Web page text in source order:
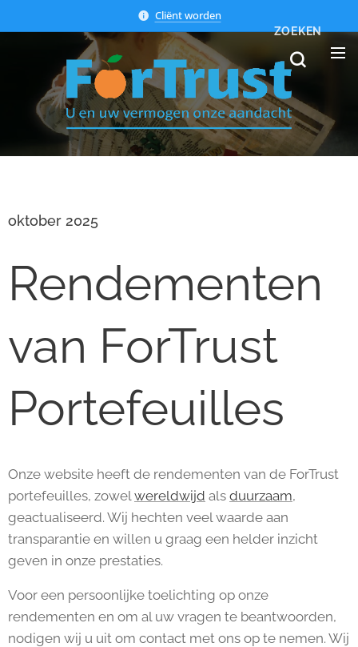
Cliënt worden
ZOEKEN
oktober 2025
Rendementen
van ForTrust
Portefeuilles
Onze website heeft de rendementen van de ForTrust
portefeuilles, zowel wereldwijd als duurzaam,
geactualiseerd. Wij hechten veel waarde aan
transparantie en willen u graag een helder inzicht
geven in onze prestaties.
Voor een persoonlijke toelichting op onze
rendementen en om al uw vragen te beantwoorden,
nodigen wij u uit om contact met ons op te nemen. Wij